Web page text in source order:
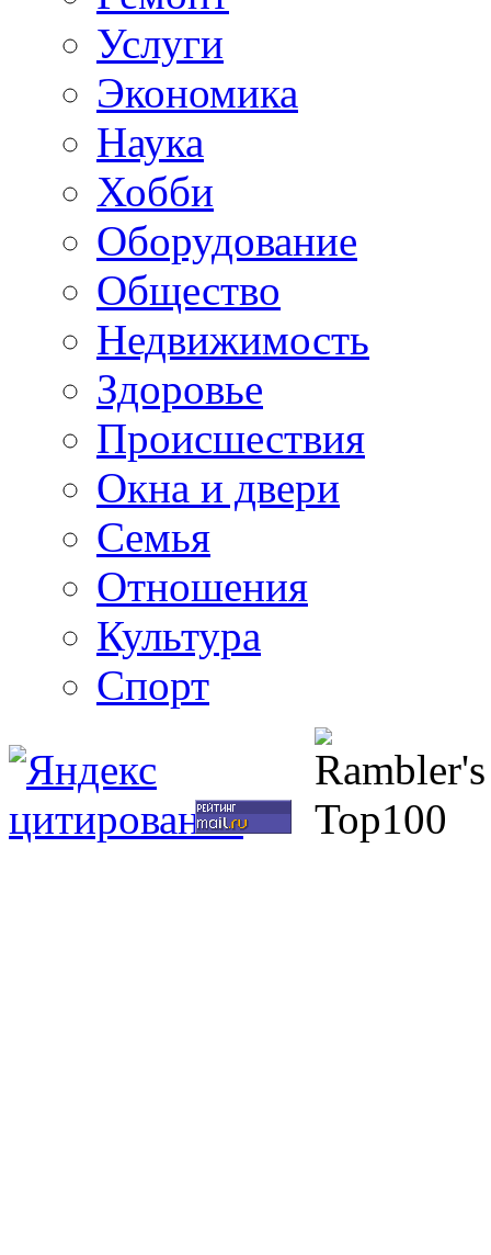
Услуги
Экономика
Наука
Хобби
Оборудование
Общество
Недвижимость
Здоровье
Происшествия
Окна и двери
Семья
Отношения
Культура
Спорт